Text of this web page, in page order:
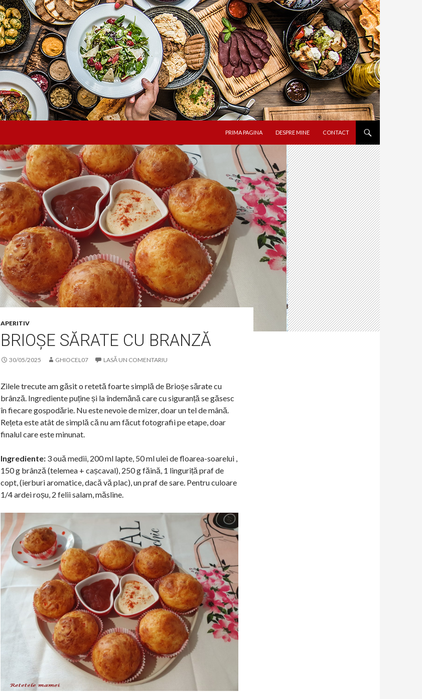
PRIMA PAGINA
DESPRE MINE CONTACT
APERITIV
BRIOȘE SĂRATE CU BRANZĂ
30/05/2025 GHIOCEL07 LASĂ UN COMENTARIU
Zilele trecute am găsit o retetă foarte simplă de Brioșe sărate cu
brânză. Ingrediente puține și la îndemănă care cu siguranță se găsesc
în fiecare gospodărie. Nu este nevoie de mizer, doar un tel de mână.
Rețeta este atât de simplă că nu am făcut fotografii pe etape, doar
finalul care este minunat.
Ingrediente: 3 ouă medii, 200 ml lapte, 50 ml ulei de floarea-soarelui ,
150 g brânză (telemea + cașcaval), 250 g făină, 1 linguriță praf de
copt, (ierburi aromatice, dacă vă plac), un praf de sare. Pentru culoare
1/4 ardei roșu, 2 felii salam, măsline.